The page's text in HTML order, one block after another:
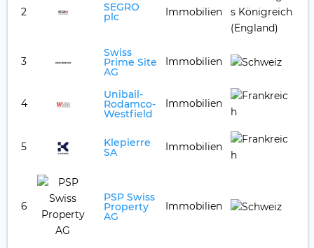
2 SEGRO
plc Immobilien
3
Swiss
Prime Site
AG
Immobilien
4
Unibail-
Rodamco-
Westfield
Immobilien
5 Klepierre
SA Immobilien
6
PSP Swiss
Property
AG
Immobilien